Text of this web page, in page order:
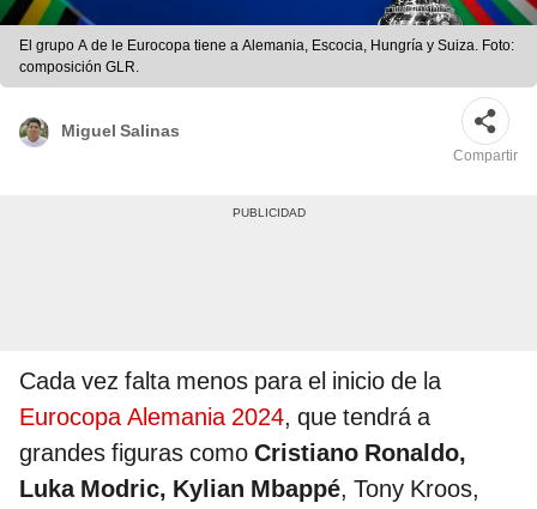
El grupo A de le Eurocopa tiene a Alemania, Escocia, Hungría y Suiza. Foto:
composición GLR.
Miguel Salinas
Compartir
Cada vez falta menos para el inicio de la
Eurocopa Alemania 2024, que tendrá a
grandes figuras como Cristiano Ronaldo,
Luka Modric, Kylian Mbappé, Tony Kroos,